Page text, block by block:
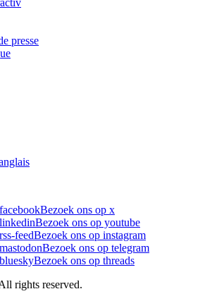
presse
Bezoek ons op x
Bezoek ons op youtube
feedBezoek ons op instagram
Bezoek ons op telegram
Bezoek ons op threads
rights reserved.